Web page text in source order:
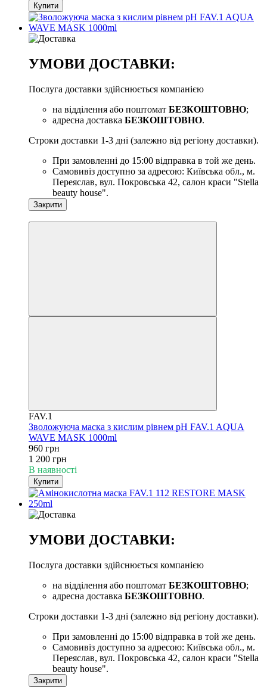
Купити
УМОВИ ДОСТАВКИ:
Послуга доставки здійснюється компанією
на відділення або поштомат БЕЗКОШТОВНО;
адресна доставка БЕЗКОШТОВНО.
Строки доставки 1-3 дні (залежно від регіону доставки).
При замовленні до 15:00 відправка в той же день.
Самовивіз доступно за адресою: Київська обл., м.
Переяслав, вул. Покровська 42, салон краси "Stella
beauty house".
Закрити
FAV.1
Зволожуюча маска з кислим рівнем pH FAV.1 AQUA
WAVE MASK 1000ml
960 грн
1 200 грн
В наявності
Купити
УМОВИ ДОСТАВКИ:
Послуга доставки здійснюється компанією
на відділення або поштомат БЕЗКОШТОВНО;
адресна доставка БЕЗКОШТОВНО.
Строки доставки 1-3 дні (залежно від регіону доставки).
При замовленні до 15:00 відправка в той же день.
Самовивіз доступно за адресою: Київська обл., м.
Переяслав, вул. Покровська 42, салон краси "Stella
beauty house".
Закрити